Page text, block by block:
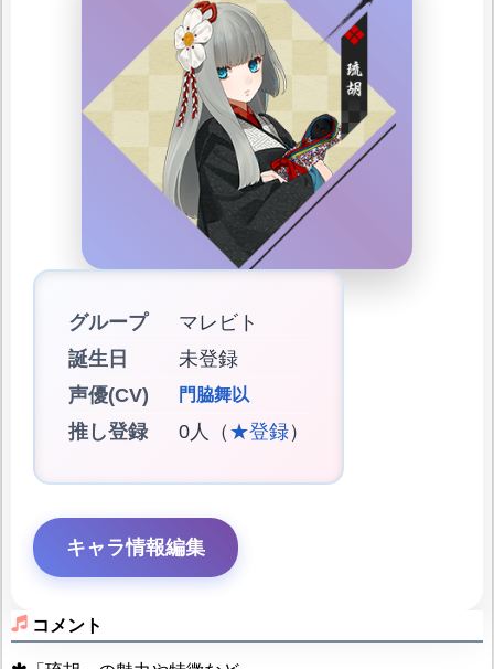
グループ
マレビト
誕生日
未登録
声優(CV)
門脇舞以
推し登録 0人（ ★登録）
キャラ情報編集
コメント